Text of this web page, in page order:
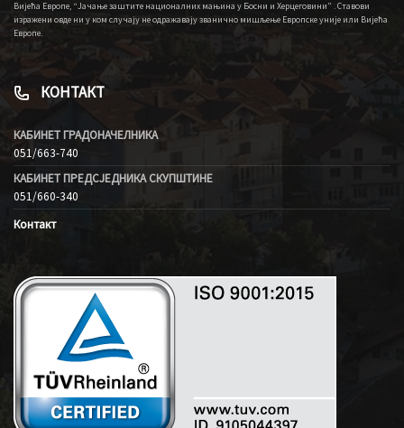
Вијећа Европе, “Јачање заштите националних мањина у Босни и Херцеговини” . Ставови
изражени овде ни у ком случају не одражавају званично мишљење Европске уније или Вијећа
Европе.
КОНТАКТ
КАБИНЕТ ГРАДОНАЧЕЛНИКА
051/663-740
КАБИНЕТ ПРЕДСЈЕДНИКА СКУПШТИНЕ
051/660-340
Контакт